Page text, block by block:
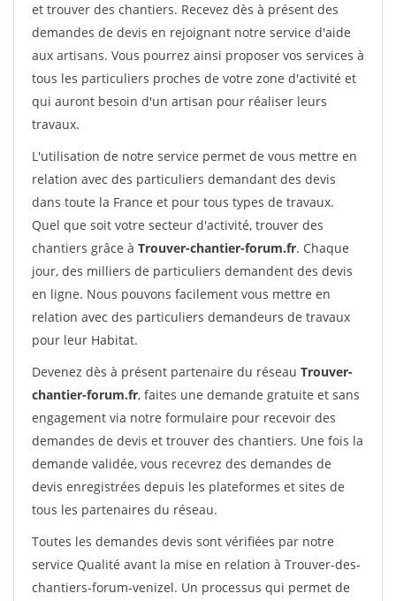
et trouver des chantiers. Recevez dès à présent des
demandes de devis en rejoignant notre service d'aide
aux artisans. Vous pourrez ainsi proposer vos services à
tous les particuliers proches de votre zone d'activité et
qui auront besoin d'un artisan pour réaliser leurs
travaux.
L'utilisation de notre service permet de vous mettre en
relation avec des particuliers demandant des devis
dans toute la France et pour tous types de travaux.
Quel que soit votre secteur d'activité, trouver des
chantiers grâce à Trouver-chantier-forum.fr. Chaque
jour, des milliers de particuliers demandent des devis
en ligne. Nous pouvons facilement vous mettre en
relation avec des particuliers demandeurs de travaux
pour leur Habitat.
Devenez dès à présent partenaire du réseau Trouver-
chantier-forum.fr, faites une demande gratuite et sans
engagement via notre formulaire pour recevoir des
demandes de devis et trouver des chantiers. Une fois la
demande validée, vous recevrez des demandes de
devis enregistrées depuis les plateformes et sites de
tous les partenaires du réseau.
Toutes les demandes devis sont vérifiées par notre
service Qualité avant la mise en relation à Trouver-des-
chantiers-forum-venizel. Un processus qui permet de